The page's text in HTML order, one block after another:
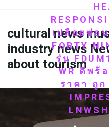
content
cultural news
industry news
about tourism
เปลือยซ่อ
FORTY
รุ่น
WR ดีพร้
ราคา ถู